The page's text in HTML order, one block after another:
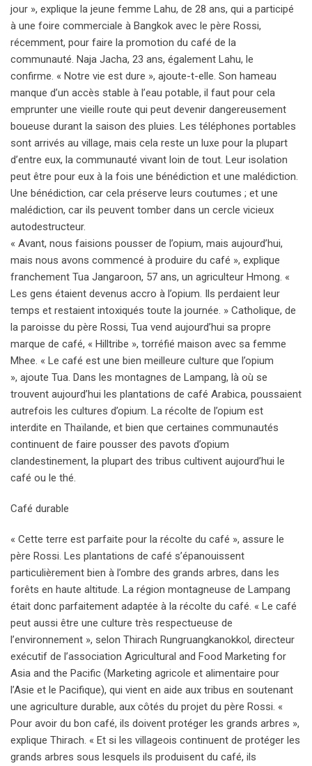
jour », explique la jeune femme Lahu, de 28 ans, qui a participé
à une foire commerciale à Bangkok avec le père Rossi,
récemment, pour faire la promotion du café de la
communauté. Naja Jacha, 23 ans, également Lahu, le
confirme. « Notre vie est dure », ajoute-t-elle. Son hameau
manque d’un accès stable à l’eau potable, il faut pour cela
emprunter une vieille route qui peut devenir dangereusement
boueuse durant la saison des pluies. Les téléphones portables
sont arrivés au village, mais cela reste un luxe pour la plupart
d’entre eux, la communauté vivant loin de tout. Leur isolation
peut être pour eux à la fois une bénédiction et une malédiction.
Une bénédiction, car cela préserve leurs coutumes ; et une
malédiction, car ils peuvent tomber dans un cercle vicieux
autodestructeur.
« Avant, nous faisions pousser de l’opium, mais aujourd’hui,
mais nous avons commencé à produire du café », explique
franchement Tua Jangaroon, 57 ans, un agriculteur Hmong. «
Les gens étaient devenus accro à l’opium. Ils perdaient leur
temps et restaient intoxiqués toute la journée. » Catholique, de
la paroisse du père Rossi, Tua vend aujourd’hui sa propre
marque de café, « Hilltribe », torréfié maison avec sa femme
Mhee. « Le café est une bien meilleure culture que l’opium
», ajoute Tua. Dans les montagnes de Lampang, là où se
trouvent aujourd’hui les plantations de café Arabica, poussaient
autrefois les cultures d’opium. La récolte de l’opium est
interdite en Thaïlande, et bien que certaines communautés
continuent de faire pousser des pavots d’opium
clandestinement, la plupart des tribus cultivent aujourd’hui le
café ou le thé.
Café durable
« Cette terre est parfaite pour la récolte du café », assure le
père Rossi. Les plantations de café s’épanouissent
particulièrement bien à l’ombre des grands arbres, dans les
forêts en haute altitude. La région montagneuse de Lampang
était donc parfaitement adaptée à la récolte du café. « Le café
peut aussi être une culture très respectueuse de
l’environnement », selon Thirach Rungruangkanokkol, directeur
exécutif de l’association Agricultural and Food Marketing for
Asia and the Pacific (Marketing agricole et alimentaire pour
l’Asie et le Pacifique), qui vient en aide aux tribus en soutenant
une agriculture durable, aux côtés du projet du père Rossi. «
Pour avoir du bon café, ils doivent protéger les grands arbres »,
explique Thirach. « Et si les villageois continuent de protéger les
grands arbres sous lesquels ils produisent du café, ils